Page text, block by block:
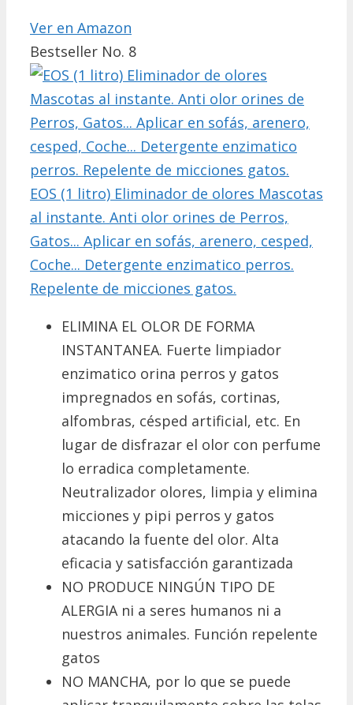
Ver en Amazon
Bestseller No. 8
EOS (1 litro) Eliminador de olores Mascotas
al instante. Anti olor orines de Perros,
Gatos... Aplicar en sofás, arenero, cesped,
Coche... Detergente enzimatico perros.
Repelente de micciones gatos.
ELIMINA EL OLOR DE FORMA
INSTANTANEA. Fuerte limpiador
enzimatico orina perros y gatos
impregnados en sofás, cortinas,
alfombras, césped artificial, etc. En
lugar de disfrazar el olor con perfume
lo erradica completamente.
Neutralizador olores, limpia y elimina
micciones y pipi perros y gatos
atacando la fuente del olor. Alta
eficacia y satisfacción garantizada
NO PRODUCE NINGÚN TIPO DE
ALERGIA ni a seres humanos ni a
nuestros animales. Función repelente
gatos
NO MANCHA, por lo que se puede